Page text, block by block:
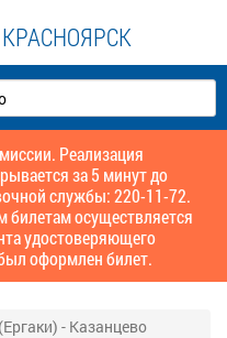
Реализация
за 5 минут до
службы: 220-11-72.
билетам осуществляется
удостоверяющего
оформлен билет.
- Казанцево